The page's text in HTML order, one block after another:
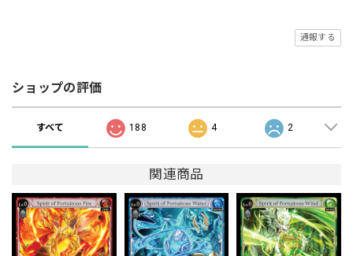
通報する
ショップの評価
すべて 188 4 2
関連商品